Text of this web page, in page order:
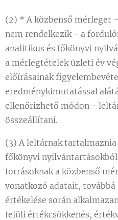
(2) * A közbenső mérleget
nem rendelkezik - a
analitikus és főkönyvi
a mérlegtételek üzleti év
előírásainak
eredménykimutatással
ellenőrizhető módon -
összeállítani.
(3) A leltárnak
főkönyvi nyilvántartásokból
forrásoknak a közbenső
vonatkozó adatait, továbbá
értékelése során
felüli értékcsökkenés,